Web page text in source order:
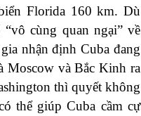
Florida 160 km. Dù
cùng quan ngại” về
nhận định Cuba đang
Moscow và Bắc Kinh ra
thì quyết không
thể giúp Cuba cầm cự